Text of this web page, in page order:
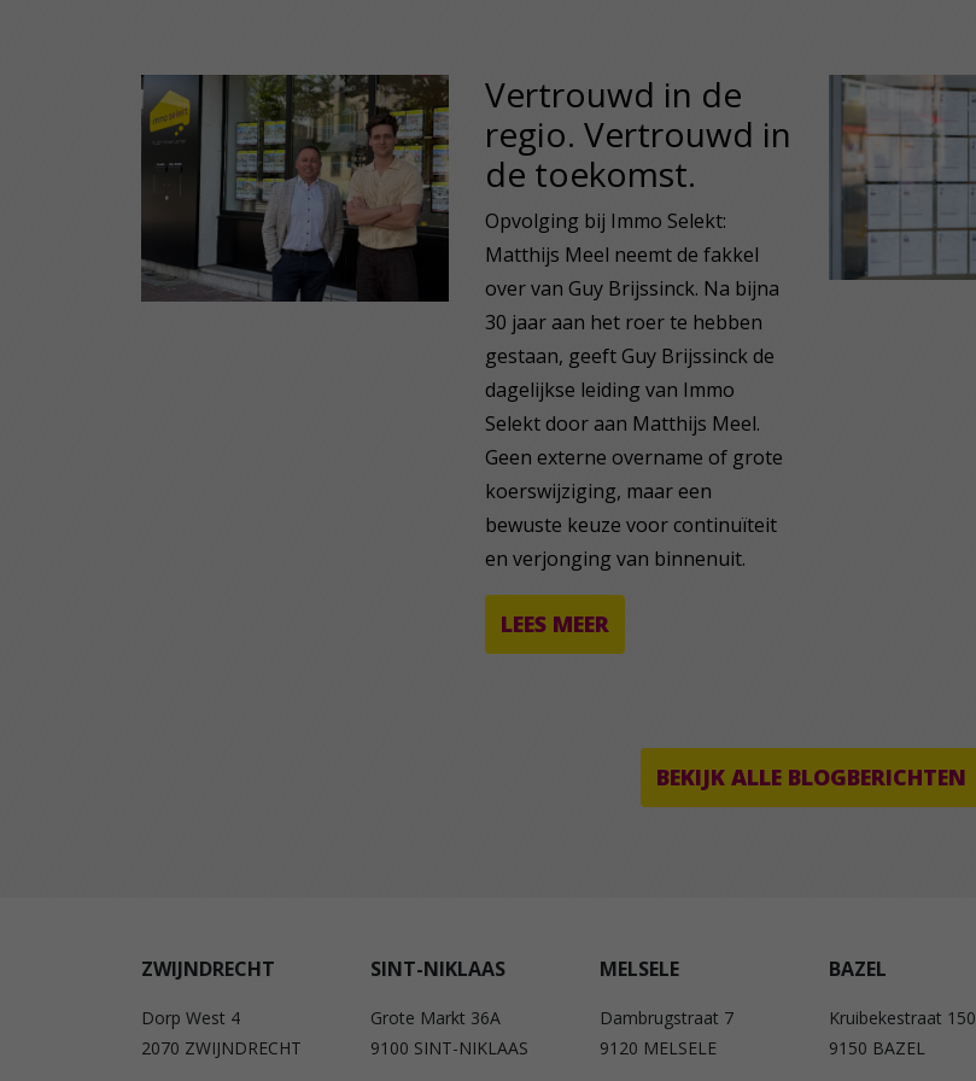
Vertrouwd in de
regio. Vertrouwd in
de toekomst.
Opvolging bij Immo Selekt:
Matthijs Meel neemt de fakkel
over van Guy Brijssinck. Na bijna
30 jaar aan het roer te hebben
gestaan, geeft Guy Brijssinck de
dagelijkse leiding van Immo
Selekt door aan Matthijs Meel.
Geen externe overname of grote
koerswijziging, maar een
bewuste keuze voor continuïteit
en verjonging van binnenuit.
LEES MEER
BEKIJK ALLE BLOGBERICHTEN
ZWIJNDRECHT
Dorp West 4
2070 ZWIJNDRECHT
SINT-NIKLAAS
Grote Markt 36A
9100 SINT-NIKLAAS
MELSELE
Dambrugstraat 7
9120 MELSELE
BAZEL
Kruibekestraat 150
9150 BAZEL